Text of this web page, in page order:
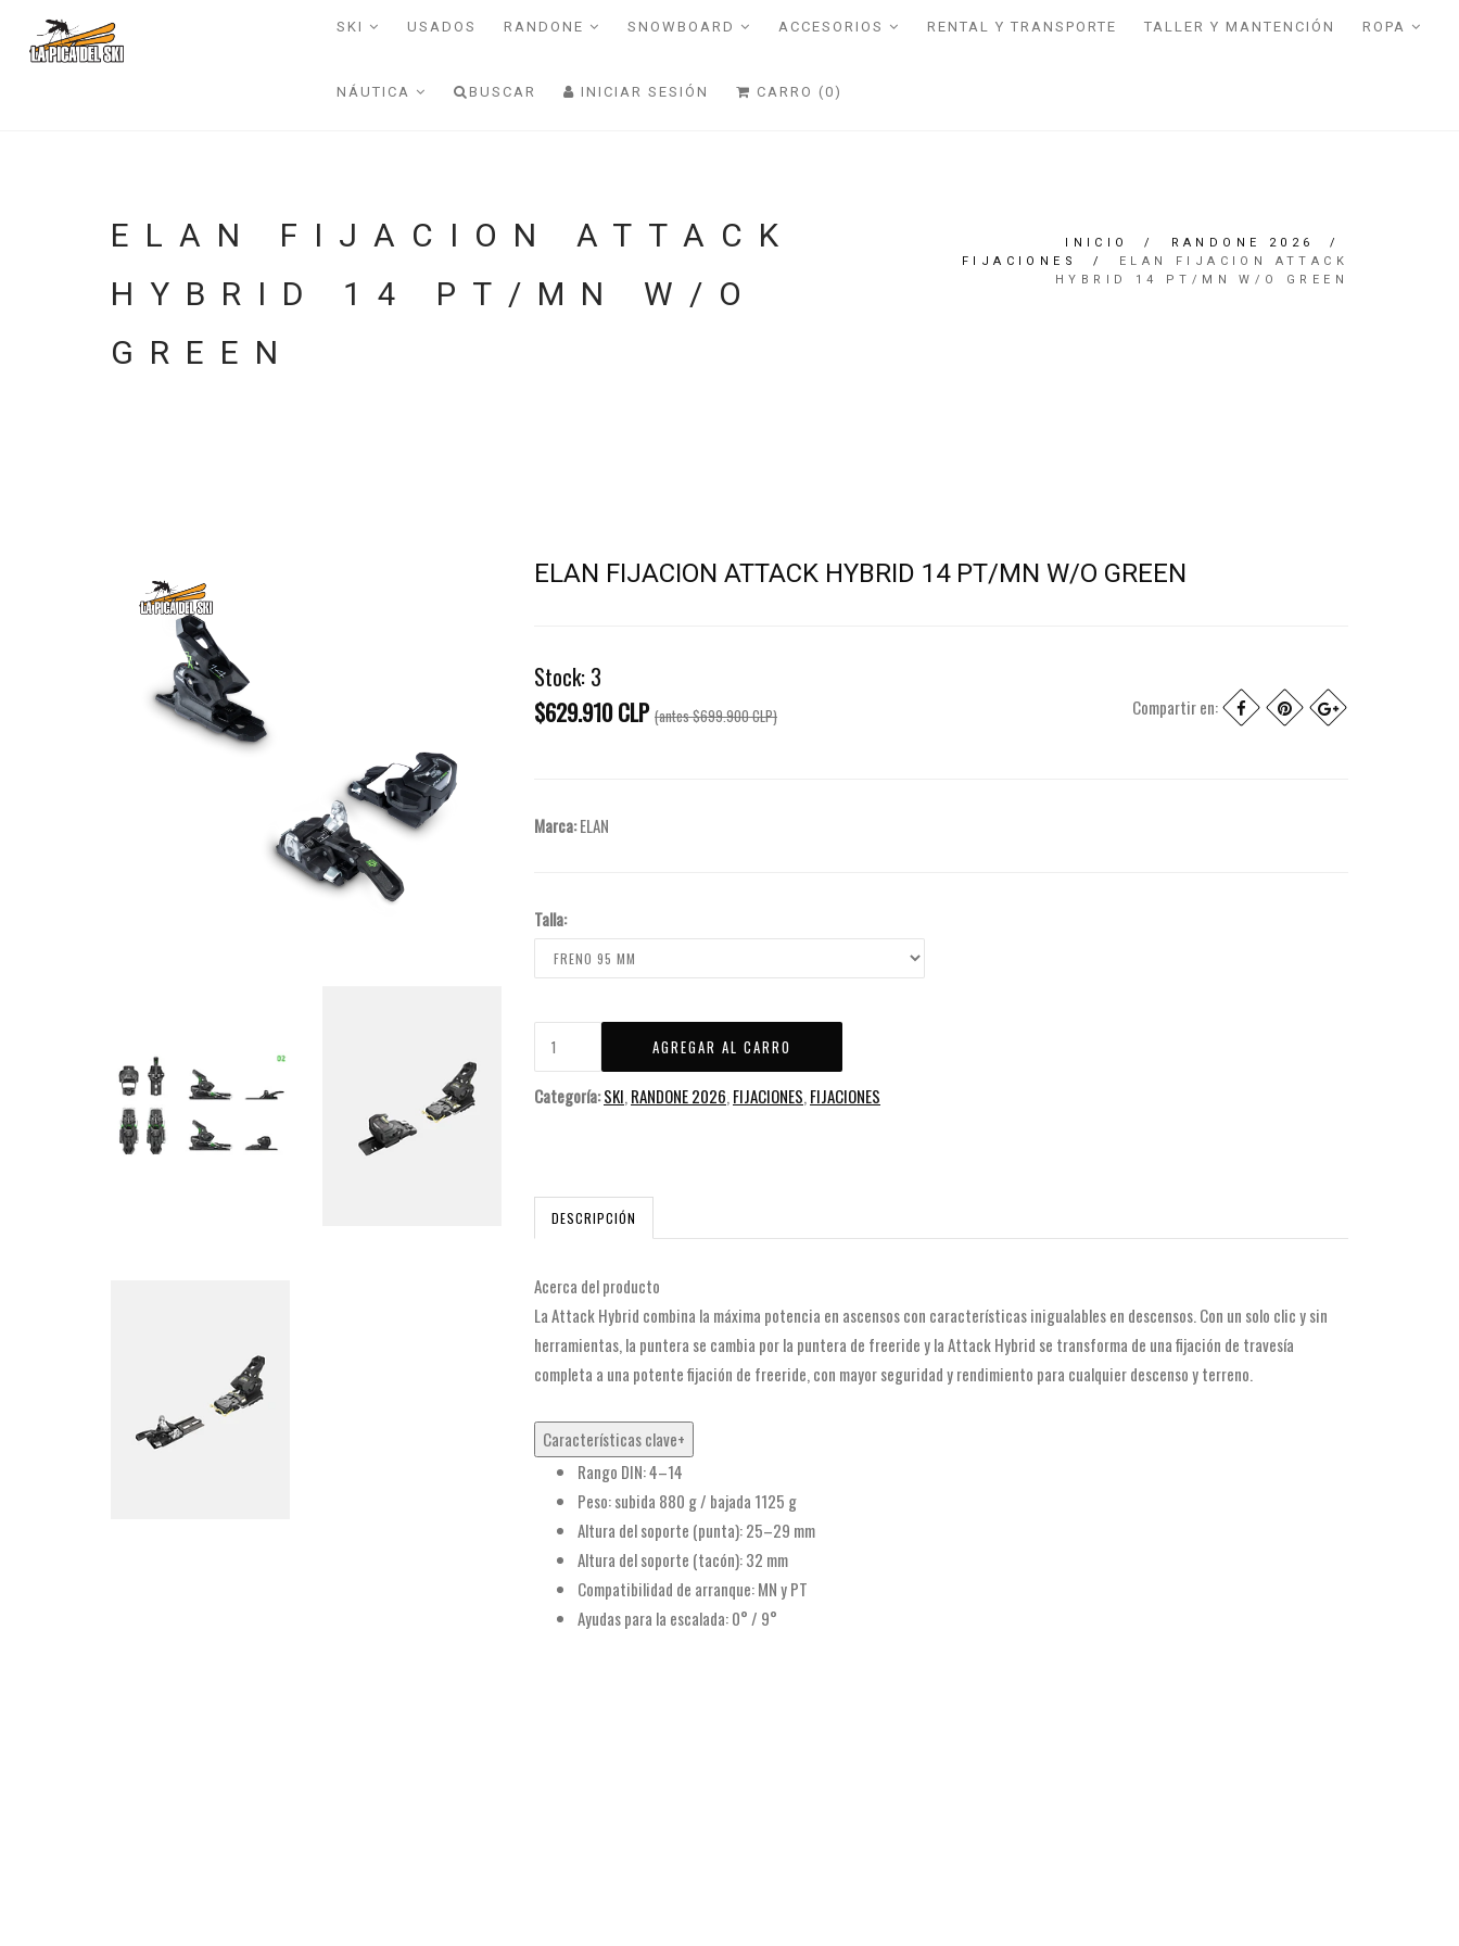
SKI USADOS RANDONE SNOWBOARD ACCESORIOS RENTAL Y TRANSPORTE TALLER Y MANTENCIÓN ROPA
NÁUTICA BUSCAR INICIAR SESIÓN CARRO (0)
ELAN FIJACION ATTACK
HYBRID 14 PT/MN W/O
GREEN
INICIO / RANDONE 2026
/
FIJACIONES
/ ELAN FIJACION ATTACK
HYBRID 14 PT/MN W/O GREEN
ELAN FIJACION ATTACK HYBRID 14 PT/MN W/O GREEN
Stock: 3
$629.910 CLP (antes$699.900 CLP) Compartir en:
Marca:ELAN
Talla:
Categoría:SKI, RANDONE 2026, FIJACIONES, FIJACIONES
DESCRIPCIÓN
Acerca del producto
La Attack Hybrid combina la máxima potencia en ascensos con características inigualables en descensos. Con un solo clic y sin
herramientas, la puntera se cambia por la puntera de freeride y la Attack Hybrid se transforma de una fijación de travesía
completa a una potente fijación de freeride, con mayor seguridad y rendimiento para cualquier descenso y terreno.
Características clave+
Rango DIN: 4–14
Peso: subida 880 g / bajada 1125 g
Altura del soporte (punta): 25–29 mm
Altura del soporte (tacón): 32 mm
Compatibilidad de arranque: MN y PT
Ayudas para la escalada: 0° / 9°